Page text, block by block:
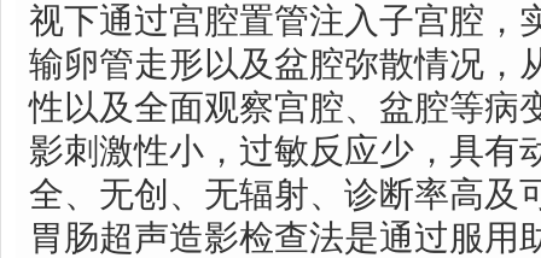
视下通过宫腔置管注入子宫腔，
输卵管走形以及盆腔弥散情况，
性以及全面观察宫腔、盆腔等病
影刺激性小，过敏反应少，具有
全、无创、无辐射、诊断率高及
胃肠超声造影检查法是通过服用